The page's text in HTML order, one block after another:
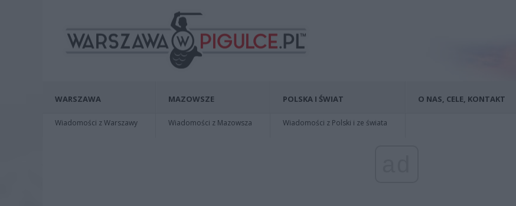
WARSZAWA
Wiadomości z Warszawy
MAZOWSZE
Wiadomości z Mazowsza
POLSKA I ŚWIAT
Wiadomości z Polski i ze świata
O NAS, CELE, KONTAKT